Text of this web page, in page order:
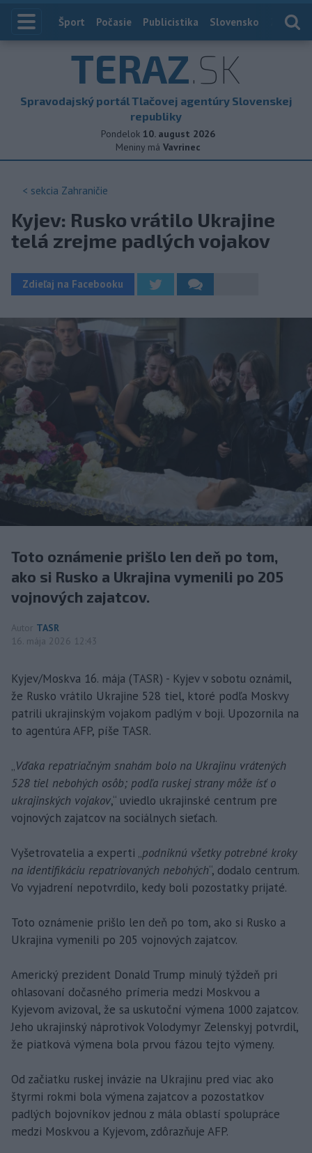
Index
Šport Počasie Publicistika Slovensko
TERAZ.SK
Spravodajský portál Tlačovej agentúry Slovenskej
republiky
Pondelok 10. august 2026
Meniny má Vavrinec
< sekcia Zahraničie
Kyjev: Rusko vrátilo Ukrajine
telá zrejme padlých vojakov
Zdieľaj na Facebooku
Toto oznámenie prišlo len deň po tom,
ako si Rusko a Ukrajina vymenili po 205
vojnových zajatcov.
Autor TASR
16. mája 2026 12:43
Kyjev/Moskva 16. mája (TASR) - Kyjev v sobotu oznámil,
že Rusko vrátilo Ukrajine 528 tiel, ktoré podľa Moskvy
patrili ukrajinským vojakom padlým v boji. Upozornila na
to agentúra AFP, píše TASR.
„Vďaka repatriačným snahám bolo na Ukrajinu vrátených
528 tiel nebohých osôb; podľa ruskej strany môže ísť o
ukrajinských vojakov,“ uviedlo ukrajinské centrum pre
vojnových zajatcov na sociálnych sieťach.
Vyšetrovatelia a experti „podniknú všetky potrebné kroky
na identifikáciu repatriovaných nebohých“, dodalo centrum.
Vo vyjadrení nepotvrdilo, kedy boli pozostatky prijaté.
Toto oznámenie prišlo len deň po tom, ako si Rusko a
Ukrajina vymenili po 205 vojnových zajatcov.
Americký prezident Donald Trump minulý týždeň pri
ohlasovaní dočasného prímeria medzi Moskvou a
Kyjevom avizoval, že sa uskutoční výmena 1000 zajatcov.
Jeho ukrajinský náprotivok Volodymyr Zelenskyj potvrdil,
že piatková výmena bola prvou fázou tejto výmeny.
Od začiatku ruskej invázie na Ukrajinu pred viac ako
štyrmi rokmi bola výmena zajatcov a pozostatkov
padlých bojovníkov jednou z mála oblastí spolupráce
medzi Moskvou a Kyjevom, zdôrazňuje AFP.